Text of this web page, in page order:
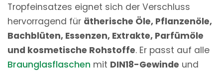
Tropfeinsatzes eignet sich der Verschluss
hervorragend für ätherische Öle, Pflanzenöle,
Bachblüten, Essenzen, Extrakte, Parfümöle
und kosmetische Rohstoffe. Er passt auf alle
Braunglasflaschen mit DIN18-Gewinde und